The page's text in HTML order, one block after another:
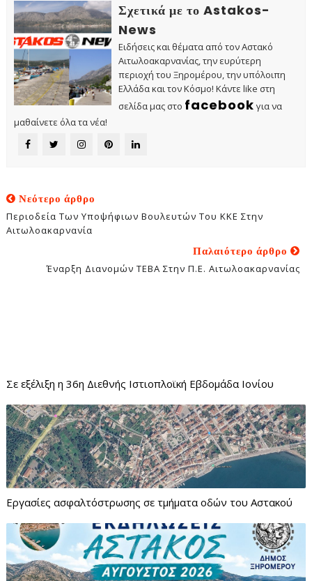
Σχετικά με το Astakos-
News
Ειδήσεις και θέματα από τον Αστακό
Αιτωλοακαρνανίας, την ευρύτερη
περιοχή του Ξηρομέρου, την υπόλοιπη
Ελλάδα και τον Κόσμο! Κάντε like στη
σελίδα μας στο facebook για να
μαθαίνετε όλα τα νέα!
Νεότερο άρθρο
Περιοδεία Των Υποψήφιων Βουλευτών Του ΚΚΕ Στην
Αιτωλοακαρνανία
Παλαιότερο άρθρο
Έναρξη Διανομών ΤΕΒΑ Στην Π.Ε. Αιτωλοακαρνανίας
Σε εξέλιξη η 36η Διεθνής Ιστιοπλοϊκή Εβδομάδα Ιονίου
Εργασίες ασφαλτόστρωσης σε τμήματα οδών του Αστακού